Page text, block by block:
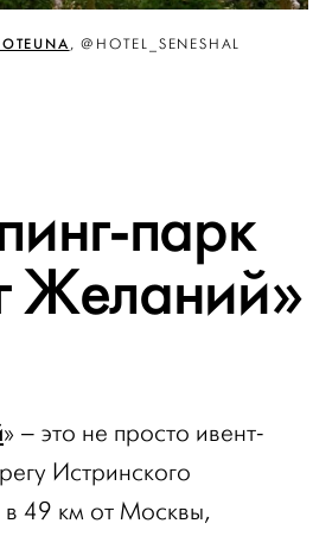
, @HOTEL_SENESHAL
парк
Желаний»
» – это не просто ивент-
Истринского
49 км от Москвы,